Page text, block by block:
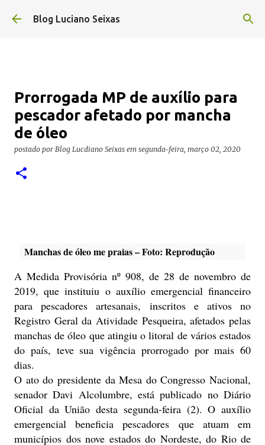
Pular para o conteúdo principal
Blog Luciano Seixas
Prorrogada MP de auxílio para
pescador afetado por mancha
de óleo
postado por Blog Lucdiano Seixas em segunda-feira, março 02, 2020
Manchas de óleo me praias – Foto: Reprodução
A Medida Provisória nº 908, de 28 de novembro de
2019, que instituiu o auxílio emergencial financeiro
para pescadores artesanais, inscritos e ativos no
Registro Geral da Atividade Pesqueira, afetados pelas
manchas de óleo que atingiu o litoral de vários estados
do país, teve sua vigência prorrogado por mais 60
dias.
O ato do presidente da Mesa do Congresso Nacional,
senador Davi Alcolumbre, está publicado no Diário
Oficial da União desta segunda-feira (2). O auxílio
emergencial beneficia pescadores que atuam em
municípios dos nove estados do Nordeste, do Rio de